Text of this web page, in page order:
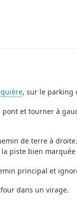
, sur le parking
et tourner à
de terre à
piste bien
principal et
dans un virage.